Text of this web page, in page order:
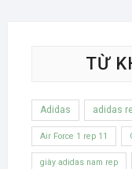
TỪ
Adidas adidas
Air Force 1 rep 11
giày adidas nam rep